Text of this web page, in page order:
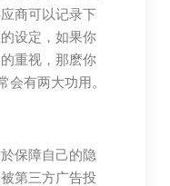
商可以记录下
设定，如果你
重视，那麽你
会有两大功用。
保障自己的隐
第三方广告投